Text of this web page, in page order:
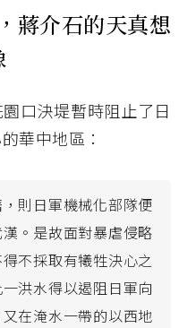
蔣介石的天真想
口決堤暫時阻止了日
華中地區：
則日軍機械化部隊便
。是故面對暴虐侵略
不採取有犧牲決心之
洪水得以遏阻日軍向
在淹水一帶的以西地